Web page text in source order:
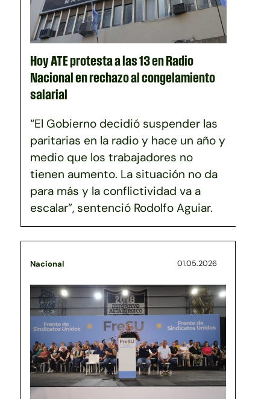
Hoy ATE protesta a las 13 en Radio
Nacional en rechazo al congelamiento
salarial
“El Gobierno decidió suspender las
paritarias en la radio y hace un año y
medio que los trabajadores no
tienen aumento. La situación no da
para más y la conflictividad va a
escalar”, sentenció Rodolfo Aguiar.
Nacional 01.05.2026